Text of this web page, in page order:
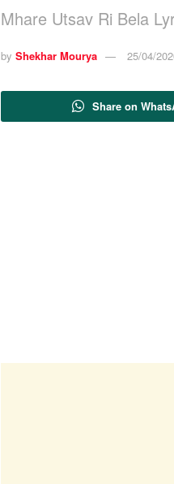
Mhare Utsav Ri Bela
by Shekhar Mourya 25/04/
Share on